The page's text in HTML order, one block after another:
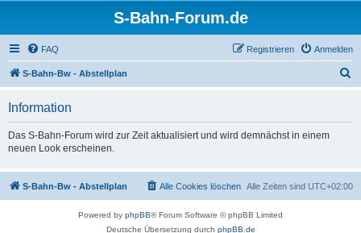
S-Bahn-Forum.de
FAQ Anmelden
Registrieren
S-Bahn-Bw - Abstellplan
Information
Das S-Bahn-Forum wird zur Zeit aktualisiert und wird demnächst in einem
neuen Look erscheinen.
S-Bahn-Bw - Abstellplan Alle Zeiten sind UTC+02:00
Alle Cookies löschen
Powered by phpBB® Forum Software © phpBB Limited
Deutsche Übersetzung durch phpBB.de